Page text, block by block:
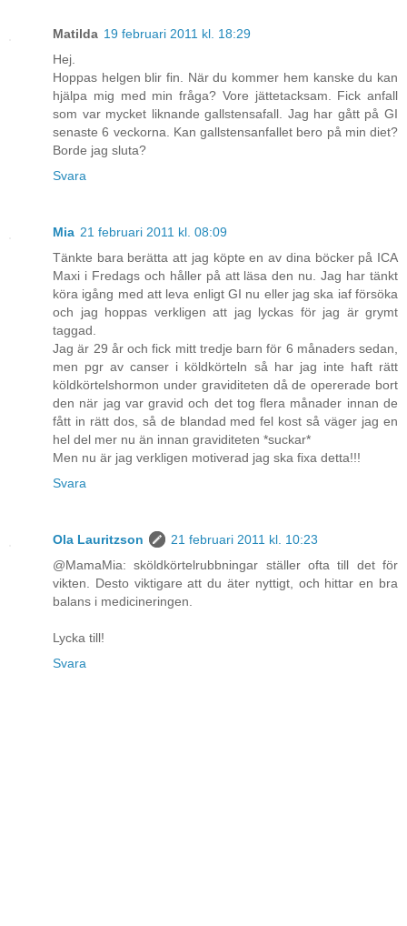
Matilda 19 februari 2011 kl. 18:29
Hej.
Hoppas helgen blir fin. När du kommer hem kanske du kan
hjälpa mig med min fråga? Vore jättetacksam. Fick anfall
som var mycket liknande gallstensafall. Jag har gått på GI
senaste 6 veckorna. Kan gallstensanfallet bero på min diet?
Borde jag sluta?
Svara
Mia 21 februari 2011 kl. 08:09
Tänkte bara berätta att jag köpte en av dina böcker på ICA
Maxi i Fredags och håller på att läsa den nu. Jag har tänkt
köra igång med att leva enligt GI nu eller jag ska iaf försöka
och jag hoppas verkligen att jag lyckas för jag är grymt
taggad.
Jag är 29 år och fick mitt tredje barn för 6 månaders sedan,
men pgr av canser i köldkörteln så har jag inte haft rätt
köldkörtelshormon under graviditeten då de opererade bort
den när jag var gravid och det tog flera månader innan de
fått in rätt dos, så de blandad med fel kost så väger jag en
hel del mer nu än innan graviditeten *suckar*
Men nu är jag verkligen motiverad jag ska fixa detta!!!
Svara
Ola Lauritzson
21 februari 2011 kl. 10:23
@MamaMia: sköldkörtelrubbningar ställer ofta till det för
vikten. Desto viktigare att du äter nyttigt, och hittar en bra
balans i medicineringen.
Lycka till!
Svara